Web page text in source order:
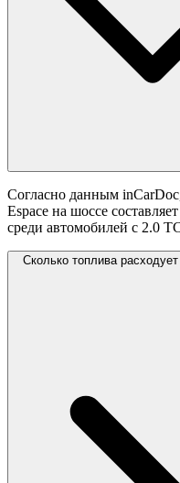
Согласно данным
Espace на шоссе составляет
среди автомобилей с 2.0
Сколько топлива